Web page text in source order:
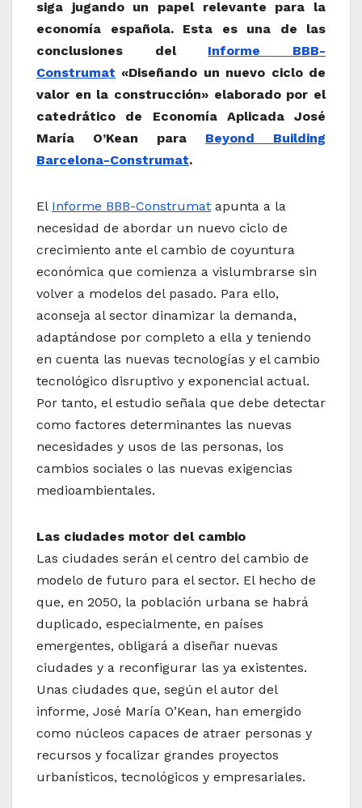
siga jugando un papel relevante para la
economía española. Esta es una de las
conclusiones del Informe BBB-
Construmat «Diseñando un nuevo ciclo de
valor en la construcción» elaborado por el
catedrático de Economía Aplicada José
María O’Kean para Beyond Building
Barcelona-Construmat.
El Informe BBB-Construmat apunta a la
necesidad de abordar un nuevo ciclo de
crecimiento ante el cambio de coyuntura
económica que comienza a vislumbrarse sin
volver a modelos del pasado. Para ello,
aconseja al sector dinamizar la demanda,
adaptándose por completo a ella y teniendo
en cuenta las nuevas tecnologías y el cambio
tecnológico disruptivo y exponencial actual.
Por tanto, el estudio señala que debe detectar
como factores determinantes las nuevas
necesidades y usos de las personas, los
cambios sociales o las nuevas exigencias
medioambientales.
Las ciudades motor del cambio
Las ciudades serán el centro del cambio de
modelo de futuro para el sector. El hecho de
que, en 2050, la población urbana se habrá
duplicado, especialmente, en países
emergentes, obligará a diseñar nuevas
ciudades y a reconfigurar las ya existentes.
Unas ciudades que, según el autor del
informe, José María O’Kean, han emergido
como núcleos capaces de atraer personas y
recursos y focalizar grandes proyectos
urbanísticos, tecnológicos y empresariales.